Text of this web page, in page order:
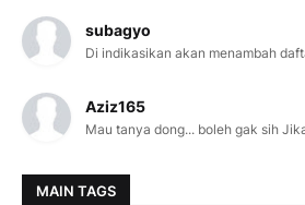
subagyo
Di indikasikan akan menambah
Aziz165
Mau tanya dong... boleh gak sih
MAIN TAGS